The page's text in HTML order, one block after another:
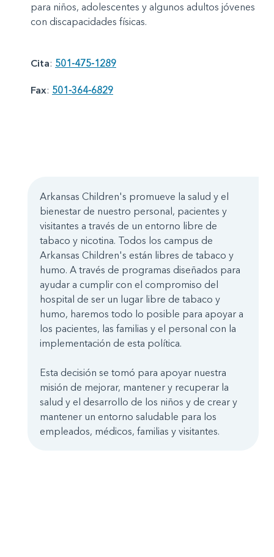
para niños, adolescentes y algunos adultos jóvenes
con discapacidades físicas.
Cita: 501-475-1289
Fax: 501-364-6829
Arkansas Children's promueve la salud y el
bienestar de nuestro personal, pacientes y
visitantes a través de un entorno libre de
tabaco y nicotina. Todos los campus de
Arkansas Children's están libres de tabaco y
humo. A través de programas diseñados para
ayudar a cumplir con el compromiso del
hospital de ser un lugar libre de tabaco y
humo, haremos todo lo posible para apoyar a
los pacientes, las familias y el personal con la
implementación de esta política.
Esta decisión se tomó para apoyar nuestra
misión de mejorar, mantener y recuperar la
salud y el desarrollo de los niños y de crear y
mantener un entorno saludable para los
empleados, médicos, familias y visitantes.